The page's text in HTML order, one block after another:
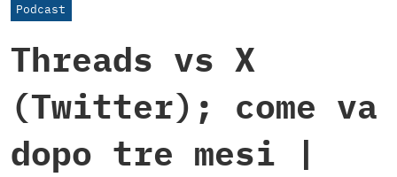
Podcast
Threads vs X
(Twitter); come va
dopo tre mesi |